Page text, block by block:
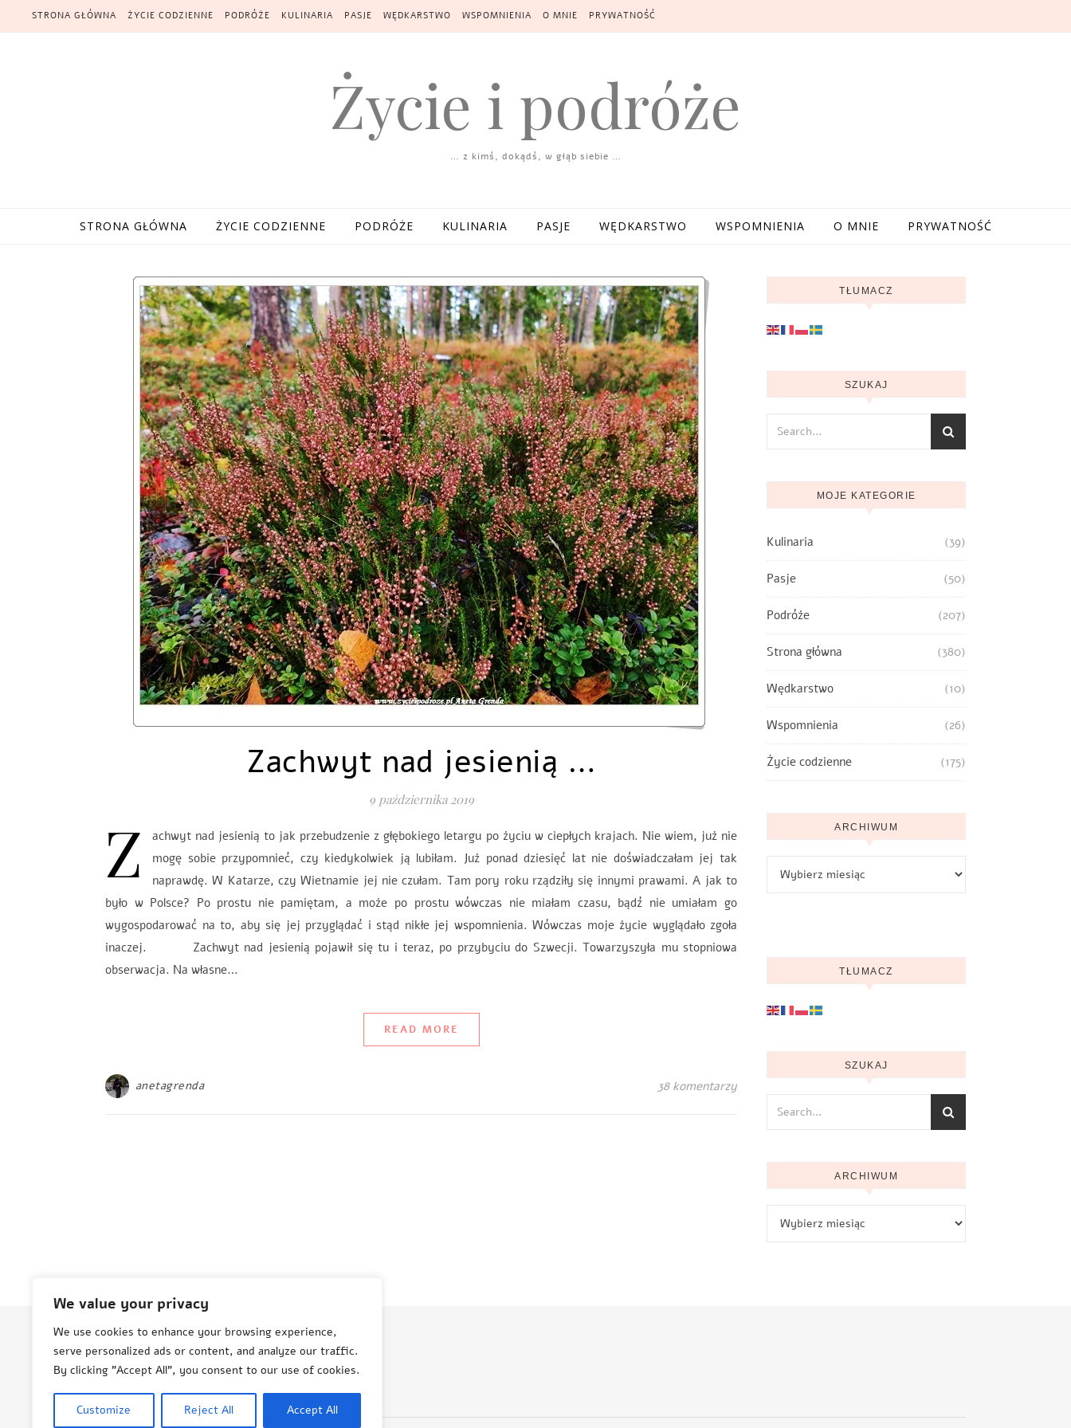
We value your privacy
We use cookies to enhance your browsing experience,
serve personalized ads or content, and analyze our traffic.
By clicking "Accept All", you consent to our use of cookies.
Customize Reject All Accept All
Skip to content
STRONA GŁÓWNA ŻYCIE CODZIENNE PODRÓŻE KULINARIA PASJE WĘDKARSTWO WSPOMNIENIA O MNIE PRYWATNOŚĆ
Życie i podróże
… z kimś, dokądś, w głąb siebie …
STRONA GŁÓWNA ŻYCIE CODZIENNE PODRÓŻE KULINARIA PASJE WĘDKARSTWO WSPOMNIENIA O MNIE PRYWATNOŚĆ
Zachwyt nad jesienią …
9 października 2019
Z
achwyt nad jesienią to jak przebudzenie z głębokiego letargu po życiu w ciepłych krajach. Nie wiem, już nie
mogę sobie przypomnieć, czy kiedykolwiek ją lubiłam. Już ponad dziesięć lat nie doświadczałam jej tak
naprawdę. W Katarze, czy Wietnamie jej nie czułam. Tam pory roku rządziły się innymi prawami. A jak to
było w Polsce? Po prostu nie pamiętam, a może po prostu wówczas nie miałam czasu, bądź nie umiałam go
wygospodarować na to, aby się jej przyglądać i stąd nikłe jej wspomnienia. Wówczas moje życie wyglądało zgoła
inaczej. Zachwyt nad jesienią pojawił się tu i teraz, po przybyciu do Szwecji. Towarzyszyła mu stopniowa
obserwacja. Na własne…
READ MORE
anetagrenda 38 komentarzy
TŁUMACZ
SZUKAJ
MOJE KATEGORIE
Kulinaria (39)
Pasje (50)
Podróże (207)
Strona główna (380)
Wędkarstwo (10)
Wspomnienia (26)
Życie codzienne (175)
ARCHIWUM
TŁUMACZ
SZUKAJ
ARCHIWUM
© Aneta Grenda Życie i podróże